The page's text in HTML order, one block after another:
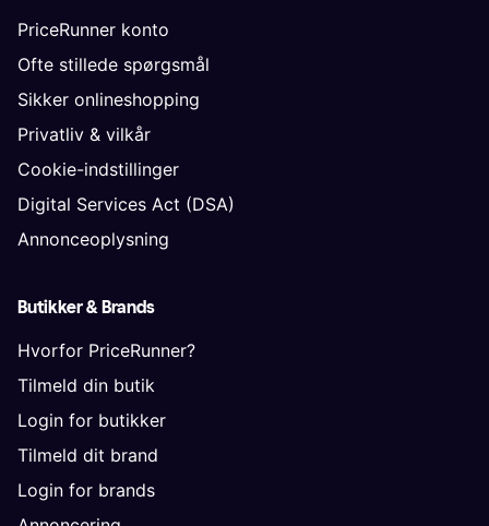
PriceRunner konto
Ofte stillede spørgsmål
Sikker onlineshopping
Privatliv & vilkår
Cookie-indstillinger
Digital Services Act (DSA)
Annonceoplysning
Butikker & Brands
Hvorfor PriceRunner?
Tilmeld din butik
Login for butikker
Tilmeld dit brand
Login for brands